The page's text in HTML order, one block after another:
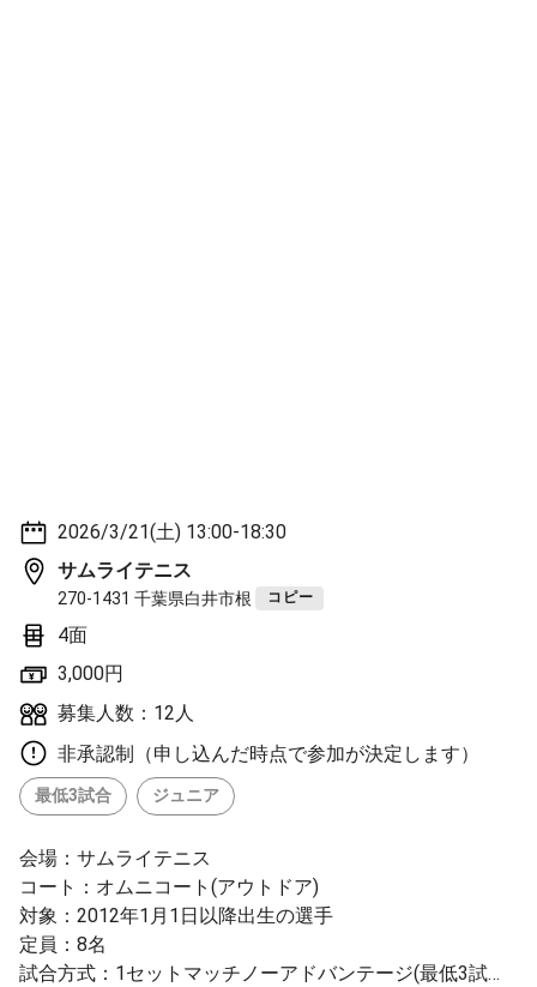
2026/3/21(土) 13:00-18:30
サムライテニス
270-1431 千葉県白井市根 コピー
4面
3,000円
募集人数：12人
非承認制（申し込んだ時点で参加が決定します）
最低3試合 ジュニア
会場：サムライテニス
コート：オムニコート(アウトドア)
対象：2012年1月1日以降出生の選手
定員：8名
試合方式：1セットマッチノーアドバンテージ(最低3試合